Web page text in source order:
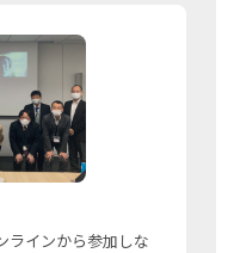
ラインから参加しな